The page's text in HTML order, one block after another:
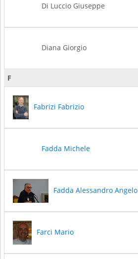
Di Luccio Giuseppe
Diana Giorgio
F
Fabrizi Fabrizio
Fadda Michele
Fadda Alessandro Angelo
Farci Mario